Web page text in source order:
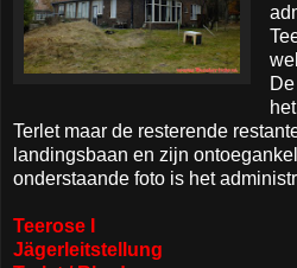
Terlet maar de resterende
landingsbaan en zijn
onderstaande foto is het
Teerose I
Jägerleitstellung